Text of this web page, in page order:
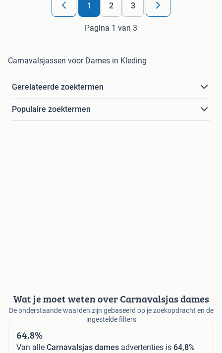
1 2 3
Pagina 1 van 3
Carnavalsjassen voor Dames in Kleding
Gerelateerde zoektermen
Populaire zoektermen
Wat je moet weten over Carnavalsjas dames
De onderstaande waarden zijn gebaseerd op je zoekopdracht en de
ingestelde filters
64,8%
Van alle Carnavalsjas dames advertenties is 64,8%